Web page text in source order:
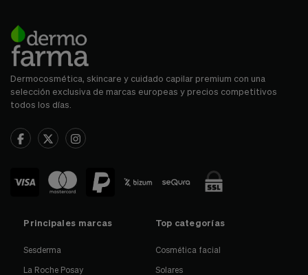
Dermocosmética, skincare y cuidado capilar premium con una
selección exclusiva de marcas europeas y precios competitivos
todos los días.
Principales marcas
Sesderma
La Roche Posay
Top categorías
Cosmética facial
Solares